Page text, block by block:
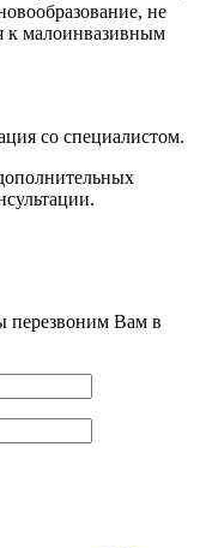
не
к малоинвазивным
со специалистом.
перезвоним Вам в